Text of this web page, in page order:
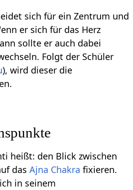
sich für ein Zentrum und
er sich für das Herz
sollte er auch dabei
Folgt der Schüler
), wird dieser die
heißt: den Blick zwischen
dasAjna Chakra fixieren.
in seinem